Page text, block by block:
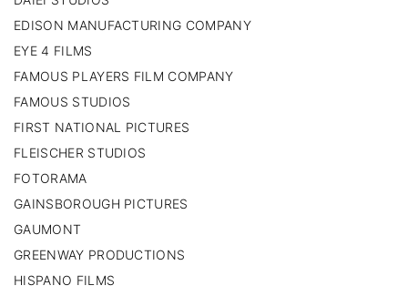
EDISON MANUFACTURING COMPANY
EYE 4 FILMS
FAMOUS PLAYERS FILM COMPANY
FAMOUS STUDIOS
FIRST NATIONAL PICTURES
FLEISCHER STUDIOS
FOTORAMA
GAINSBOROUGH PICTURES
GAUMONT
GREENWAY PRODUCTIONS
HISPANO FILMS